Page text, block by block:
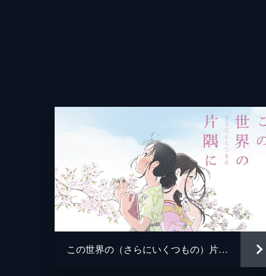
この世界の（さらにいくつもの）片隅に